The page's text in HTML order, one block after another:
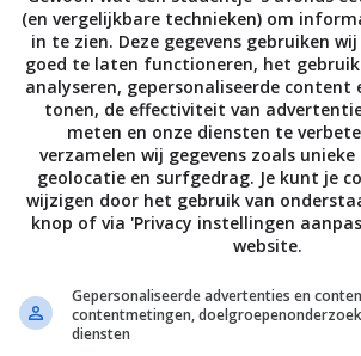
er stukken mozzarella over en zet dit
basilicum op. KLAAR! Eet
zó’n makkelijke maaltijd. En ik
en een beetje kleffig),
gewoon echt top. Heerlijk gegeten!
kanalen!
YOUTUBEofFACEBOOK?
(en vergelijkbare technieken) om
in te zien. Deze gegevens gebruiken
goed te laten functioneren, het
analyseren, gepersonaliseerde
tonen, de effectiviteit van
meten en onze diensten te
verzamelen wij gegevens zoals unieke
geolocatie en surfgedrag. Je kunt je
wijzigen door het gebruik van
knop of via 'Privacy instellingen
website.
Gepersonaliseerde advertenties en
contentmetingen,
diensten